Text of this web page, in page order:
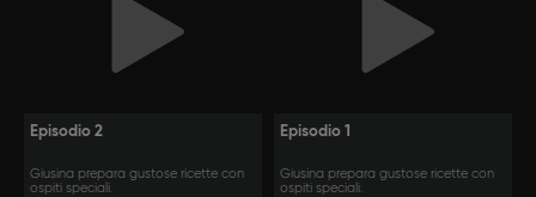
Episodio 2
Giusina prepara gustose ricette con
ospiti speciali.
Episodio 1
Giusina prepara gustose ricette con
ospiti speciali.